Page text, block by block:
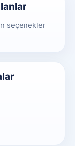
seçenekler